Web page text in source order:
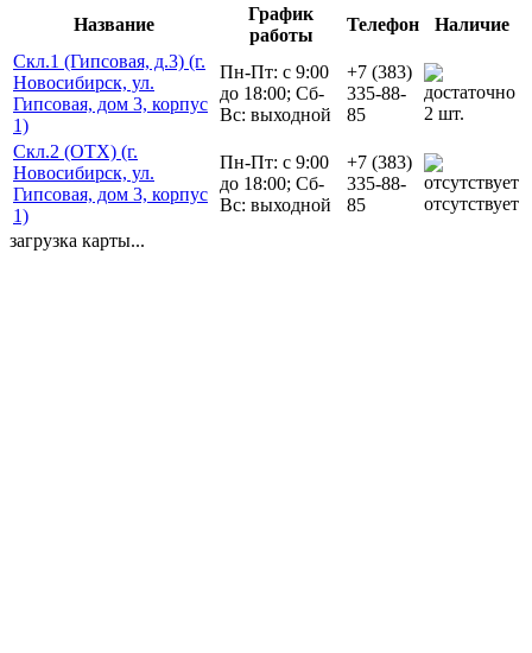
Название
График
работы
Телефон
Наличие
Скл.1 (Гипсовая, д.3) (г.
Новосибирск, ул.
Гипсовая, дом 3, корпус
1)
Пн-Пт: с 9:00
до 18:00; Сб-
Вс: выходной
+7 (383)
335-88-
85
2 шт.
Скл.2 (ОТХ) (г.
Новосибирск, ул.
Гипсовая, дом 3, корпус
1)
Пн-Пт: с 9:00
до 18:00; Сб-
Вс: выходной
+7 (383)
335-88-
85
отсутствует
загрузка карты...